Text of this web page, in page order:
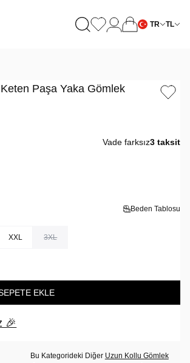
TR TL
Paşa Yaka Gömlek
Vade farksız3 taksit
Beden Tablosu
XXL 3XL
EKLE
🎉
Bu Kategorideki Diğer Uzun Kollu Gömlek